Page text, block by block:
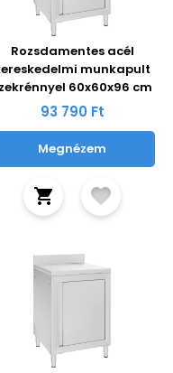
Rozsdamentes acél
munkapult
60x60x96 cm
93 790 Ft
Megnézem